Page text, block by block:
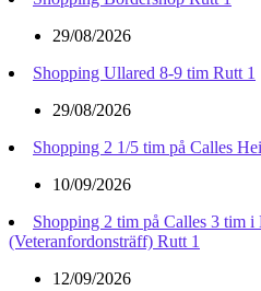
29/08/2026
Shopping Ullared 8-9 tim Rutt 1
29/08/2026
Shopping 2 1/5 tim på Calles
10/09/2026
Shopping 2 tim på Calles 3 tim i
(Veteranfordonsträff) Rutt 1
12/09/2026